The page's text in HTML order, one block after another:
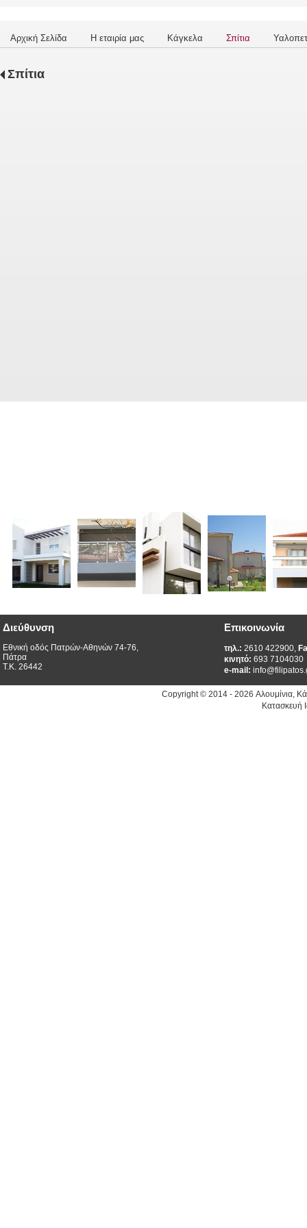
Αρχική Σελίδα Η εταιρία μας Κάγκελα Σπίτια
Σπίτια
Διεύθυνση Επικοινωνία
Εθνική οδός Πατρών-Αθηνών 74-76,
Πάτρα
Τ.Κ. 26442
τηλ.: 2610 422900,
κινητό: 693 7104030
e-mail:
Copyright © 2014 - 2026 Αλουμίνια,
Κατασκευή